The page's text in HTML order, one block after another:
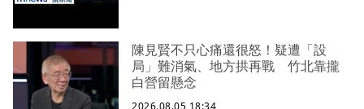
陳見賢不只心痛還很怒！疑遭「設
局」難消氣、地方拱再戰 竹北靠攏
白營留懸念
2026.08.05 18:34